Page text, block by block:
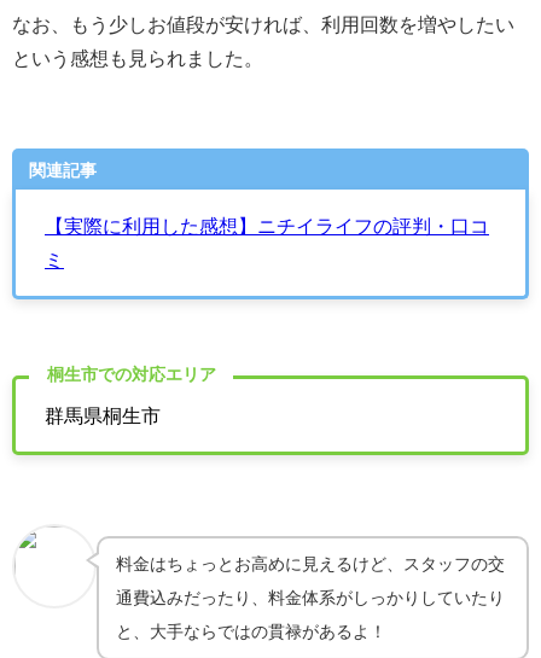
なお、もう少しお値段が安ければ、利用回数を増やしたい
という感想も見られました。
関連記事
【実際に利用した感想】ニチイライフの評判・口コ
ミ
桐生市での対応エリア
群馬県桐生市
料金はちょっとお高めに見えるけど、スタッフの交
通費込みだったり、料金体系がしっかりしていたり
と、大手ならではの貫禄があるよ！